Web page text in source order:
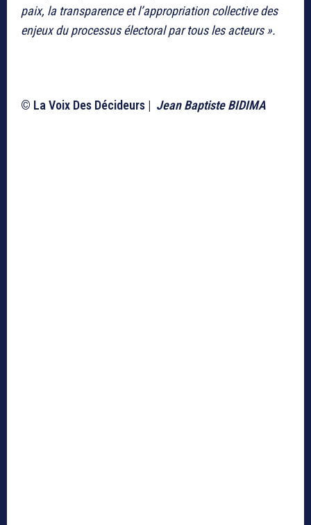
paix, la transparence et l’appropriation collective des
enjeux du processus électoral par tous les acteurs ».
© La Voix Des Décideurs | Jean Baptiste BIDIMA